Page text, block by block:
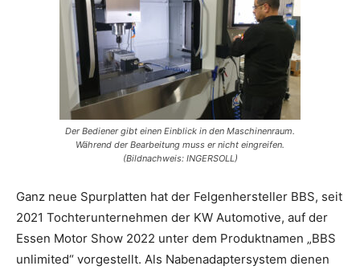
Der Bediener gibt einen Einblick in den Maschinenraum.
Während der Bearbeitung muss er nicht eingreifen.
(Bildnachweis: INGERSOLL)
Ganz neue Spurplatten hat der Felgenhersteller BBS, seit
2021 Tochterunternehmen der KW Automotive, auf der
Essen Motor Show 2022 unter dem Produktnamen „BBS
unlimited“ vorgestellt. Als Nabenadaptersystem dienen